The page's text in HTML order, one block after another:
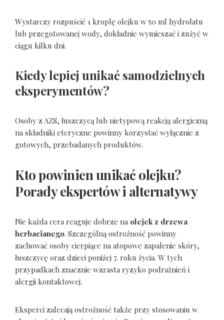
Wystarczy rozpuścić 1 kroplę olejku w 50 ml hydrolatu
lub przegotowanej wody, dokładnie wymieszać i zużyć w
ciągu kilku dni.
Kiedy lepiej unikać samodzielnych
eksperymentów?
Osoby z AZS, łuszczycą lub nietypową reakcją alergiczną
na składniki eteryczne powinny korzystać wyłącznie z
gotowych, przebadanych produktów.
Kto powinien unikać olejku?
Porady ekspertów i alternatywy
Nie każda cera reaguje dobrze na olejek z drzewa
herbacianego. Szczególną ostrożność powinny
zachować osoby cierpiące na atopowe zapalenie skóry,
łuszczycę oraz dzieci poniżej 7. roku życia. W tych
przypadkach znacznie wzrasta ryzyko podrażnień i
alergii kontaktowej.
Eksperci zalecają ostrożność także przy stosowaniu w